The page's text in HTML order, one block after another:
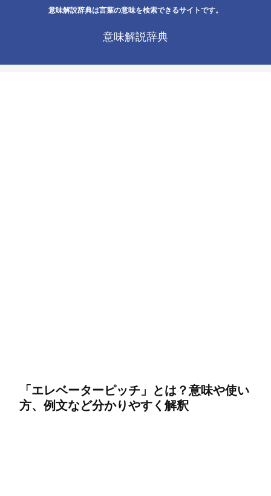
意味解説辞典は言葉の意味を検索できるサイトです。
意味解説辞典
「エレベーターピッチ」とは？意味や使い
方、例文など分かりやすく解釈